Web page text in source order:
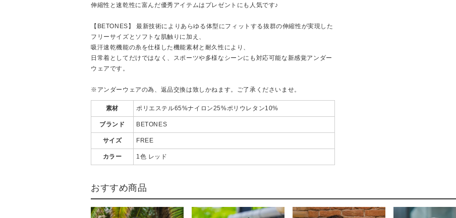
伸縮性と速乾性に富んだ優秀アイテムはプレゼントにも人気です♪
【BETONES】 最新技術によりあらゆる体型にフィットする抜群の伸縮性が実現した
フリーサイズとソフトな肌触りに加え、
吸汗速乾機能の糸を仕様した機能素材と耐久性により、
日常着としてだけではなく、スポーツや多様なシーンにも対応可能な新感覚アンダー
ウェアです。
※アンダーウェアの為、返品交換は致しかねます。ご了承くださいませ。
素材 ポリエステル65%ナイロン25%ポリウレタン10%
ブランド BETONES
サイズ FREE
カラー 1色 レッド
おすすめ商品